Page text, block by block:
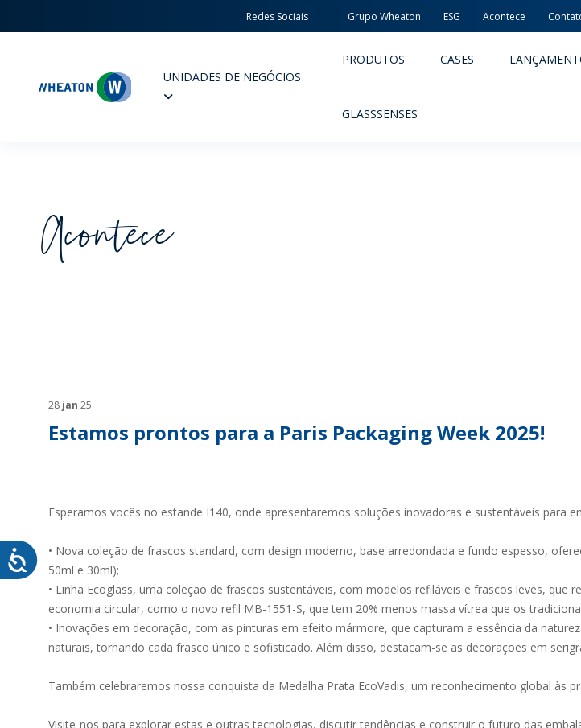
Redes Sociais Grupo Wheaton ESG Acontece
Wheaton UNIDADES DE NEGÓCIOS
PRODUTOS
BLOG
LOJA WHEATON CASA
ONDE ENCONTRAR
FARMACAP
PRODUTOS CASES
GLASSSENSES
Acontece
28 jan 25
Estamos prontos para a Paris Packaging Week 2025!
Esperamos vocês no estande I140, onde apresentaremos soluções inovadoras e sustentáveis para
• Nova coleção de frascos standard, com design moderno, base arredondada e fundo espesso,
50ml e 30ml);
• Linha Ecoglass, uma coleção de frascos sustentáveis, com modelos refiláveis e frascos leves, que
economia circular, como o novo refil MB-1551-S, que tem 20% menos massa vítrea que os
• Inovações em decoração, com as pinturas em efeito mármore, que capturam a essência da
naturais, tornando cada frasco único e sofisticado. Além disso, destacam-se as decorações em
Também celebraremos nossa conquista da Medalha Prata EcoVadis, um reconhecimento global às
Visite-nos para explorar estas e outras tecnologias, discutir tendências e construir o futuro das